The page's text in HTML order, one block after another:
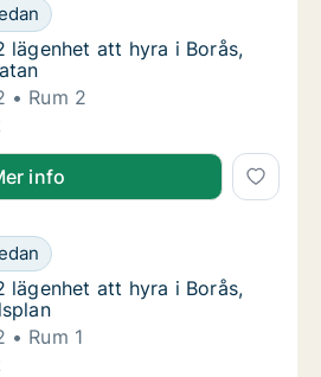
lägenhet att hyra i Borås,
att hyra i Borås, Nolhagagatan
lägenhet att hyra i Borås,
lägenhet att hyra i Borås,
Rum 2
lägenhet att hyra i Borås,
info
lägenhet att hyra i Borås,
att hyra i Borås, Östergårdsplan
lägenhet att hyra i Borås,
lägenhet att hyra i Borås,
Rum 1
lägenhet att hyra i Borås,